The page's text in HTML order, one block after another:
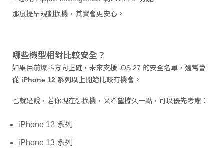
那麼提早規劃換機，其實會更安心。
哪些機型相對比較安全？
如果目前爆料方向正確，未來支援 iOS 27 的安全名單，通常會
從 iPhone 12 系列以上開始比較有機會。
也就是說，若你現在想換機，又希望撐久一點，可以優先考慮：
iPhone 12 系列
iPhone 13 系列